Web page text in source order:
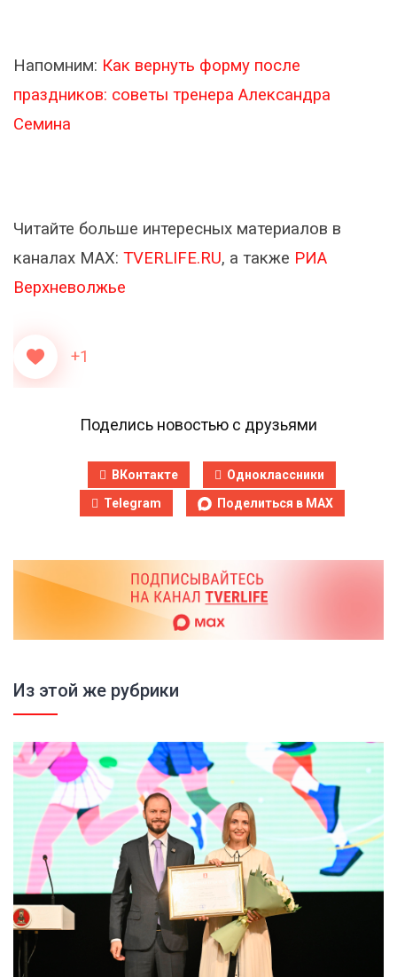
Напомним: Как вернуть форму после
праздников: советы тренера Александра
Семина
Читайте больше интересных материалов в
каналах МАХ: TVERLIFE.RU, а также РИА
Верхневолжье
+1
Поделись новостью с друзьями
ВКонтакте
Одноклассники
Telegram
Поделиться в MAX
Из этой же рубрики